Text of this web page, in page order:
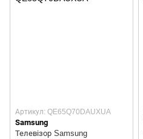
Артикул: QE65Q70DAUXUA
Samsung
Телевізор Samsung